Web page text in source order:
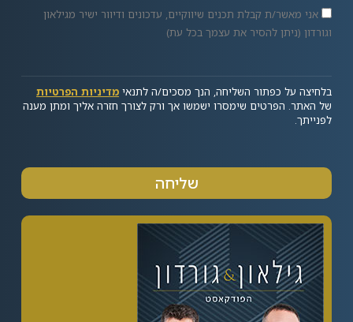
אני מאשר/ת קבלת תכנים שיווקיים, עדכונים ודיוור ישיר מגילאון
וגורדון (ניתן להסיר את עצמך בכל עת)
בלחיצה על כפתור השליחה, הנך מסכים/ה לתנאי מדיניות הפרטיות
של האתר. הפרטים שימסרו ישמשו אך ורק לצורך חזרה אליך ומתן מענה
לפנייתך.
שליחה